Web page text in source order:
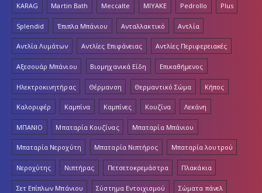
KARAG Martin Bath Meccalte MIYAKE Pedrollo Plus
Splendid Έπιπλα Μπάνιου Ανταλλακτικό Αντλία
Αντλία Λυμάτων Αντλίες Επιφάνειας Αντλίες Περιφερειακές
Αξεσουάρ Μπάνιου Βιομηχανικά Είδη Επικαθήμενος
Ηλεκτροκινητήρας Θέρμανση Θερμαντικό Σώμα Κήπος
Καλοριφέρ Καμπίνα Καμπίνες Κουζίνα Λεκάνη
ΜΠΑΝΙΟ Μπαταρία Κουζίνας Μπαταρία Μπάνιου
Μπαταρία Νεροχύτη Μπαταρία Νιπτήρος Μπαταρία λουτρού
Νεροχύτης Νιπτήρας Πετσετοκρεμάστρα Πλακάκια
Σετ Επίπλων Μπάνιου Σύστημα Εντοιχισμού Σώματα πάνελ